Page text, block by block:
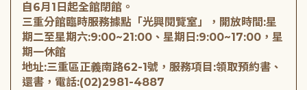
自6月1日起全館閉館。
三重分館臨時服務據點「光興閱覽室」，開放時間:星
期二至星期六:9:00~21:00、星期日:9:00~17:00，星
期一休館
地址:三重區正義南路62-1號，服務項目:領取預約書、
還書，電話:(02)2981-4887